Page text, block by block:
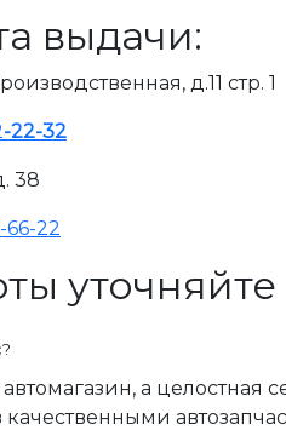
выдачи:
д.11 стр. 1
-22-32
38
66-22
уточняйте
а
качественными